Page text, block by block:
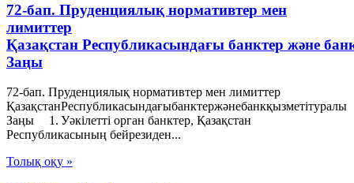
72-бап. Пруденциялық нормативтер мен
лимиттер
Қазақстан Республикасындағы банктер және
Заңы
72-бап. Пруденциялық нормативтер мен лимиттер
ҚазақстанРеспубликасындағыбанктержәнебанкқызметітуралы
Заңы 1. Уәкілетті орган банктер, Қазақстан
Республикасының бейрезиден...
Толық оқу »